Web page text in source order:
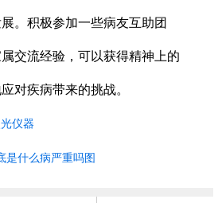
。积极参加一些病友互助团
交流经验，可以获得精神上的
对疾病带来的挑战。
仪器
是什么病严重吗图